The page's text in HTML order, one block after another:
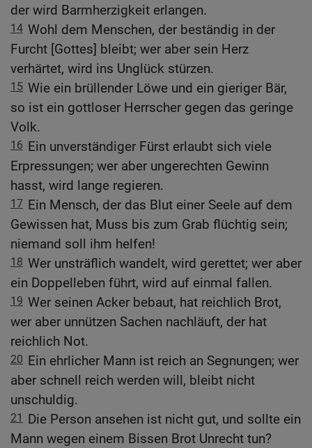
der wird Barmherzigkeit erlangen.
14 Wohl dem Menschen, der beständig in der
Furcht [Gottes] bleibt; wer aber sein Herz
verhärtet, wird ins Unglück stürzen.
15 Wie ein brüllender Löwe und ein gieriger Bär,
so ist ein gottloser Herrscher gegen das geringe
Volk.
16 Ein unverständiger Fürst erlaubt sich viele
Erpressungen; wer aber ungerechten Gewinn
hasst, wird lange regieren.
17 Ein Mensch, der das Blut einer Seele auf dem
Gewissen hat, Muss bis zum Grab flüchtig sein;
niemand soll ihm helfen!
18 Wer unsträflich wandelt, wird gerettet; wer aber
ein Doppelleben führt, wird auf einmal fallen.
19 Wer seinen Acker bebaut, hat reichlich Brot,
wer aber unnützen Sachen nachläuft, der hat
reichlich Not.
20 Ein ehrlicher Mann ist reich an Segnungen; wer
aber schnell reich werden will, bleibt nicht
unschuldig.
21
Die Person ansehen ist nicht gut, und sollte ein
Mann wegen einem Bissen Brot Unrecht tun?